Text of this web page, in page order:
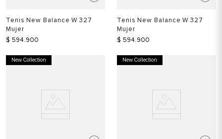
Tenis New Balance W 327
Mujer
$ 594.900
Tenis New Balance W 327
Mujer
$ 594.900
New Collection New Collection